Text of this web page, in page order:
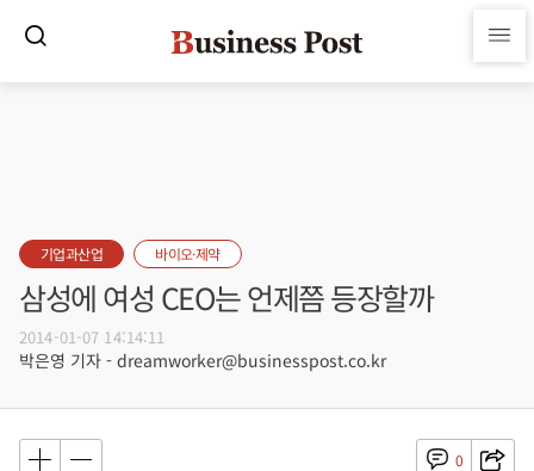
기업과산업 바이오·제약
삼성에 여성 CEO는 언제쯤 등장할까
2014-01-07 14:14:11
박은영 기자 - dreamworker@businesspost.co.kr
0